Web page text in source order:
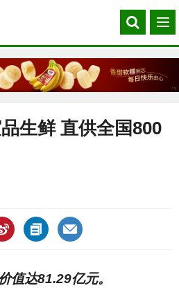
Search
our
菜
单
生鲜 直供全国800
值达81.29亿元。